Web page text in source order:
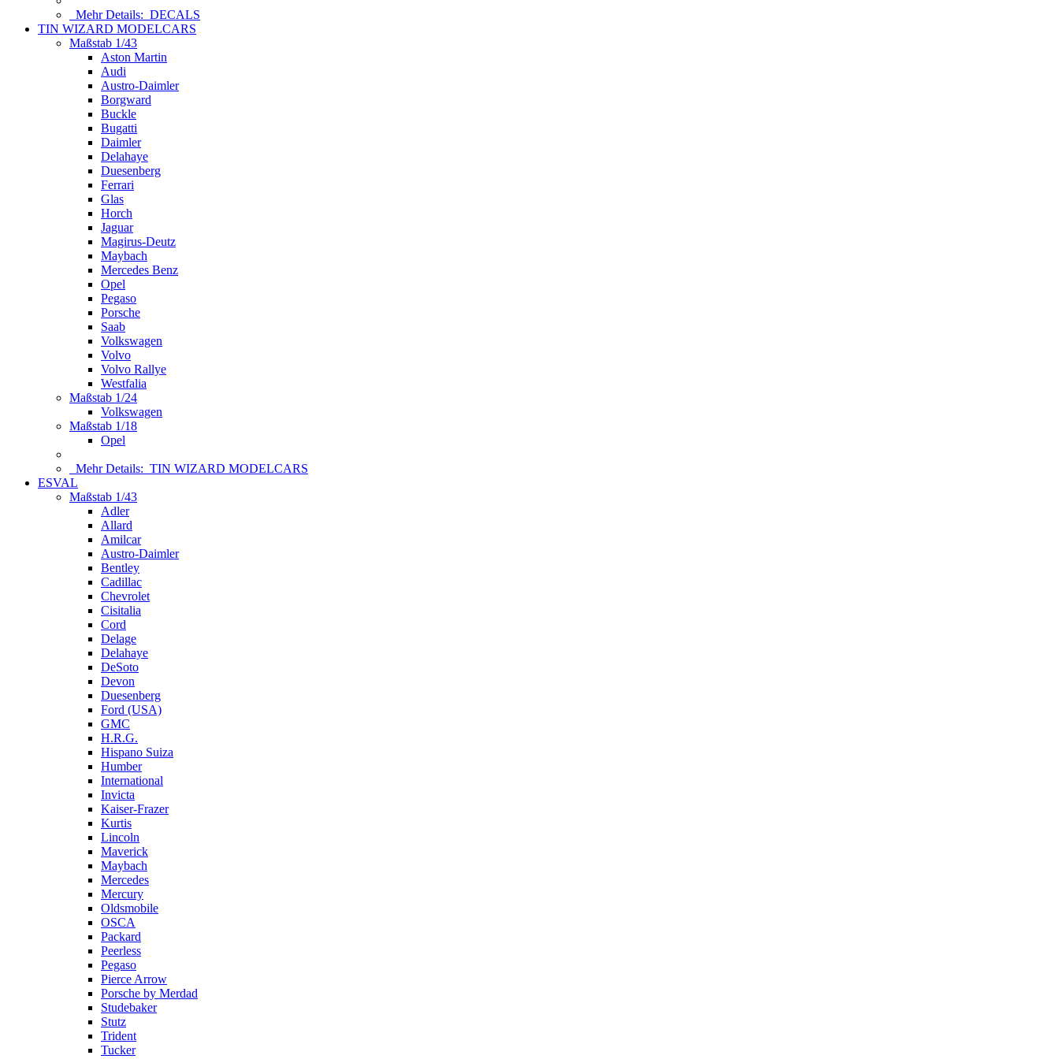
Mehr Details: DECALS
TIN WIZARD MODELCARS
Maßstab 1/43
Aston Martin
Audi
Austro-Daimler
Borgward
Buckle
Bugatti
Daimler
Delahaye
Duesenberg
Ferrari
Glas
Horch
Jaguar
Magirus-Deutz
Maybach
Mercedes Benz
Opel
Pegaso
Porsche
Saab
Volkswagen
Volvo
Volvo Rallye
Westfalia
Maßstab 1/24
Volkswagen
Maßstab 1/18
Opel
Mehr Details: TIN WIZARD MODELCARS
ESVAL
Maßstab 1/43
Adler
Allard
Amilcar
Austro-Daimler
Bentley
Cadillac
Chevrolet
Cisitalia
Cord
Delage
Delahaye
DeSoto
Devon
Duesenberg
Ford (USA)
GMC
H.R.G.
Hispano Suiza
Humber
International
Invicta
Kaiser-Frazer
Kurtis
Lincoln
Maverick
Maybach
Mercedes
Mercury
Oldsmobile
OSCA
Packard
Peerless
Pegaso
Pierce Arrow
Porsche by Merdad
Studebaker
Stutz
Trident
Tucker